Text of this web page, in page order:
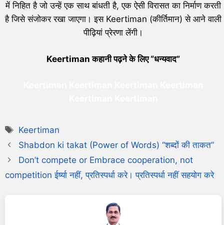
में निहित है जो उन्हें एक साथ बांधती है, एक ऐसी विरासत का निर्माण करती
है जिसे संजोकर रखा जाएगा। इस Keertiman (कीर्तिमान) से आने वाली
पीढ़ियां प्रेरणा लेंगी।
Keertiman कहानी पढ़ने के लिए “धन्यवाद”
Keertiman
Shabdon ki takat (Power of Words) “शब्दों की ताकत”
Don’t compete or Embrace cooperation, not
competition ईर्ष्या नहीं, प्रतिस्पर्धा करे। प्रतिस्पर्धा नहीं सहयोग करे